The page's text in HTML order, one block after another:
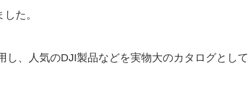
た。
し、人気のDJI製品などを実物大のカタログとして